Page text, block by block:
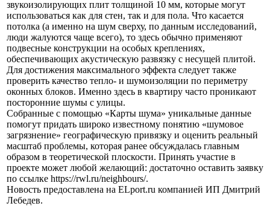
звукоизолирующих плит толщиной 10 мм, которые могут
использоваться как для стен, так и для пола. Что касается
потолка (а именно на шум сверху, по данным исследований,
люди жалуются чаще всего), то здесь обычно применяют
подвесные конструкции на особых креплениях,
обеспечивающих акустическую развязку с несущей плитой.
Для достижения максимального эффекта следует также
проверить качество тепло- и шумоизоляции по периметру
оконных блоков. Именно здесь в квартиру часто проникают
посторонние шумы с улицы.
Собранные с помощью «Карты шума» уникальные данные
помогут придать широко известному понятию «шумовое
загрязнение» географическую привязку и оценить реальный
масштаб проблемы, которая ранее обсуждалась главным
образом в теоретической плоскости. Принять участие в
проекте может любой желающий: достаточно оставить заявку
по ссылке https://rwl.ru/neighbours/.
Новость предоставлена на ELport.ru компанией ИП Дмитрий
Лебедев.